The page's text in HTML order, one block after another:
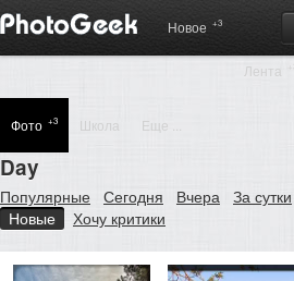
Новое +3
Лента
Фото +3 Школа Еще ...
Day
Популярные Сегодня Вчера За сутки
Новые
Хочу критики